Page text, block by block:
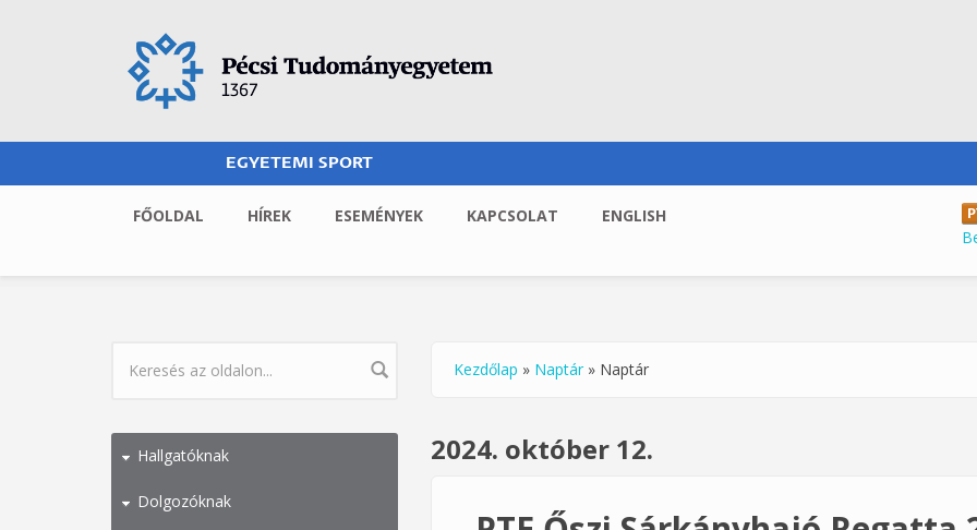
EGYETEMI SPORT
FŐOLDAL HÍREK ESEMÉNYEK KAPCSOLAT
ENGLISH
KERESÉS ŰRLAP
Hallgatóknak
Dolgozóknak
Jelenlegi hely
Kezdőlap » Naptár » Naptár
2024. október 12.